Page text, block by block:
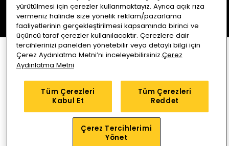
yürütülmesi için çerezler kullanmaktayız. Ayrıca açık rıza
vermeniz halinde size yönelik reklam/pazarlama
faaliyetlerinin gerçekleştirilmesi kapsamında birinci ve
üçüncü taraf çerezler kullanılacaktır. Çerezlere dair
tercihlerinizi panelden yönetebilir veya detaylı bilgi için
Çerez Aydınlatma Metni’ni inceleyebilirsiniz.Çerez
Aydınlatma Metni
Tüm Çerezleri
Kabul Et
Tüm Çerezleri
Reddet
Çerez Tercihlerimi
Yönet